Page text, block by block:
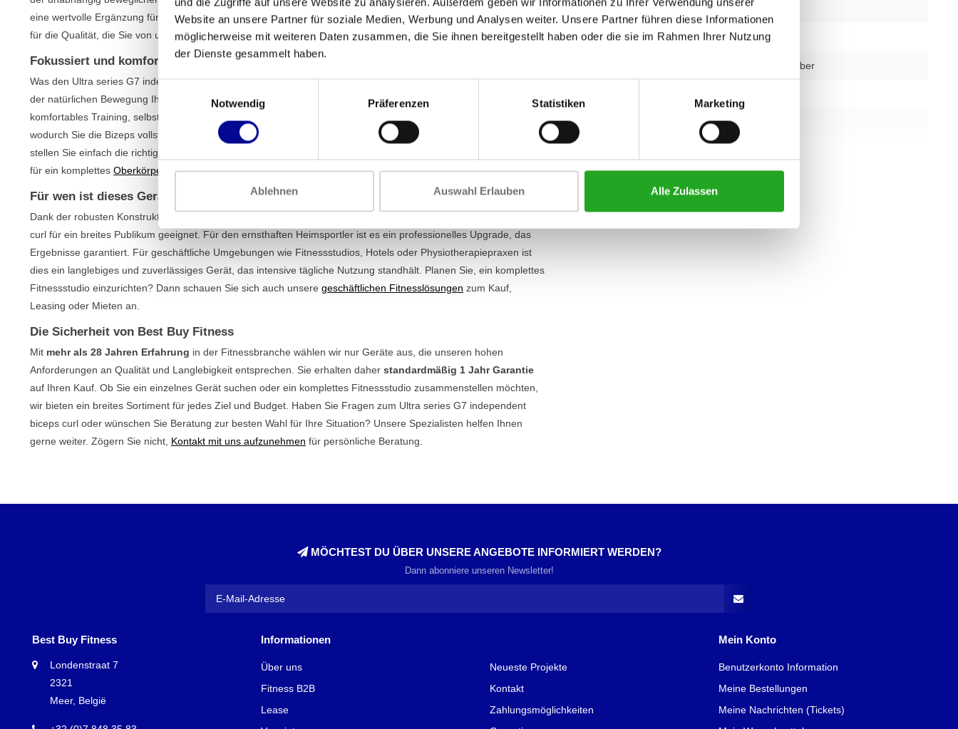
Website an unsere Partner für soziale Medien, Werbung und Analysen weiter. Unsere Partner führen diese Informationen
möglicherweise mit weiteren Daten zusammen, die Sie ihnen bereitgestellt haben oder die sie im Rahmen Ihrer Nutzung
der Dienste gesammelt haben.
Einwilligungsauswahl
Notwendig
Präferenzen Statistiken Marketing
Ablehnen Auswahl Erlauben Alle Zulassen
eine wertvolle Ergänzung für jedes ernsthafte Home-Gym oder professionelle Fitnessstudio und ein gutes Beispiel
für die Qualität, die Sie von unserenKrafttrainingsgerätenund denFitnessgeräten von Matrix erwarten können.
Fokussiert und komfortabel Ihre Bizeps trainieren
Was den Ultra series G7 independent biceps curl einzigartig macht, sind die schwenkbaren Handgriffe, die sich
der natürlichen Bewegung Ihrer Handgelenke anpassen. Dies reduziert die Spannung und sorgt für ein
komfortables Training, selbst bei schweren Gewichten. Die schrägen Armpolster bieten optimale Unterstützung,
wodurch Sie die Bizeps vollständig isolieren können, ohne Ihre Schultern zu belasten. Mit dem verstellbaren Sitz
stellen Sie einfach die richtige Höhe für eine korrekte und sichere Trainingshaltung ein. Es ist die ideale Maschine
für ein komplettes Oberkörpertraining.
Für wen ist dieses Gerät geeignet?
Dank der robusten Konstruktion und des benutzerfreundlichen Designs ist der Ultra series G7 independent biceps
curl für ein breites Publikum geeignet. Für den ernsthaften Heimsportler ist es ein professionelles Upgrade, das
Ergebnisse garantiert. Für geschäftliche Umgebungen wie Fitnessstudios, Hotels oder Physiotherapiepraxen ist
dies ein langlebiges und zuverlässiges Gerät, das intensive tägliche Nutzung standhält. Planen Sie, ein komplettes
Fitnessstudio einzurichten? Dann schauen Sie sich auch unsere geschäftlichen Fitnesslösungen zum Kauf,
Leasing oder Mieten an.
Die Sicherheit von Best Buy Fitness
Mit mehr als 28 Jahren Erfahrung in der Fitnessbranche wählen wir nur Geräte aus, die unseren hohen
Anforderungen an Qualität und Langlebigkeit entsprechen. Sie erhalten daher standardmäßig 1 Jahr Garantie
auf Ihren Kauf. Ob Sie ein einzelnes Gerät suchen oder ein komplettes Fitnessstudio zusammenstellen möchten,
wir bieten ein breites Sortiment für jedes Ziel und Budget. Haben Sie Fragen zum Ultra series G7 independent
biceps curl oder wünschen Sie Beratung zur besten Wahl für Ihre Situation? Unsere Spezialisten helfen Ihnen
gerne weiter. Zögern Sie nicht, Kontakt mit uns aufzunehmen für persönliche Beratung.
Garantie 1 Jahr
Anpassbar Ja
schwarz oder silber
Breite 159,6 cm
MÖCHTEST DU ÜBER UNSERE ANGEBOTE INFORMIERT WERDEN?
Dann abonniere unseren Newsletter!
Best Buy Fitness
Londenstraat 7
2321
Meer, België
Informationen
Über uns
Fitness B2B
Lease
Neueste Projekte
Kontakt
Zahlungsmöglichkeiten
Mein Konto
Benutzerkonto Information
Meine Bestellungen
Meine Nachrichten (Tickets)